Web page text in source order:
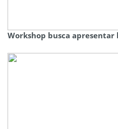
Workshop busca apresentar